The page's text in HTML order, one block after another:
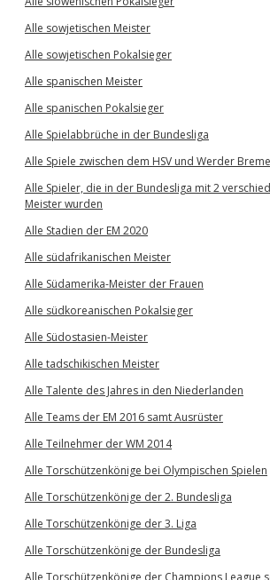
Alle sowjetischen Meister
Alle sowjetischen Pokalsieger
Alle spanischen Meister
Alle spanischen Pokalsieger
Alle Spielabbrüche in der Bundesliga
Alle Spiele zwischen dem HSV und Werder
Alle Spieler, die in der Bundesliga mit 2
Meister wurden
Alle Stadien der EM 2020
Alle südafrikanischen Meister
Alle Südamerika-Meister der Frauen
Alle südkoreanischen Pokalsieger
Alle Südostasien-Meister
Alle tadschikischen Meister
Alle Talente des Jahres in den Niederlanden
Alle Teams der EM 2016 samt Ausrüster
Alle Teilnehmer der WM 2014
Alle Torschützenkönige bei Olympischen Spielen
Alle Torschützenkönige der 2. Bundesliga
Alle Torschützenkönige der 3. Liga
Alle Torschützenkönige der Bundesliga
Alle Torschützenkönige der Champions League